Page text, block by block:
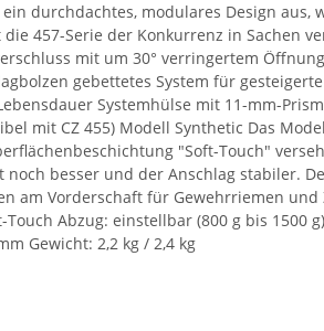
durchdachtes, modulares Design aus,
457-Serie der Konkurrenz in Sachen
mit um 30° verringertem
gebettetes System für
Systemhülse mit 11-mm-
mit CZ 455) Modell Synthetic Das
"Soft-Touch"
besser und der Anschlag stabiler.
am Vorderschaft für Gewehrriemen und
Abzug: einstellbar (800 g bis 1500
Gewicht: 2,2 kg / 2,4 kg